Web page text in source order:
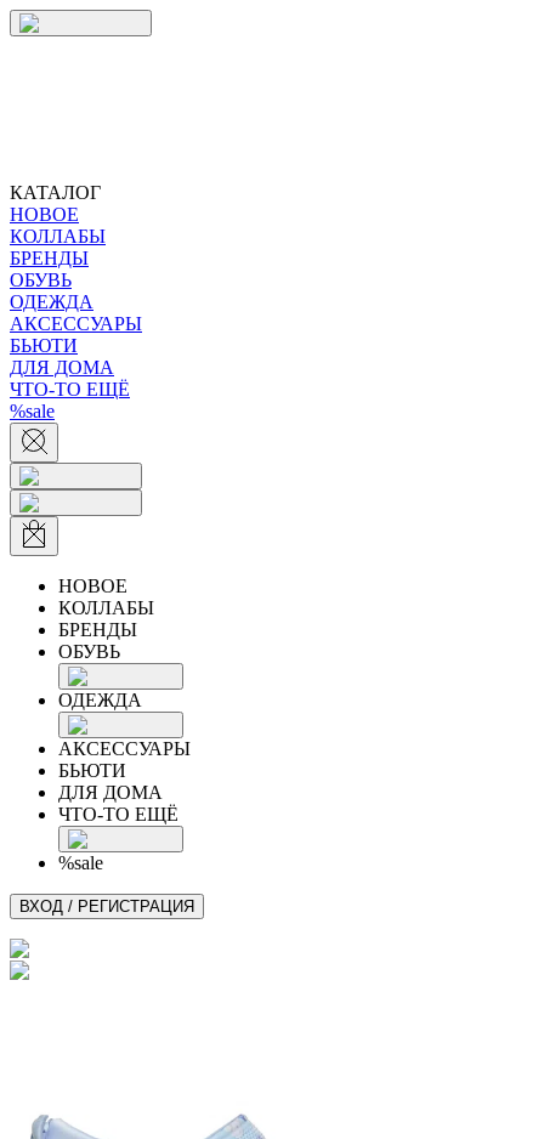
КАТАЛОГ
НОВОЕ
КОЛЛАБЫ
БРЕНДЫ
ОБУВЬ
ОДЕЖДА
АКСЕССУАРЫ
БЬЮТИ
ДЛЯ ДОМА
ЧТО-ТО ЕЩЁ
%sale
НОВОЕ
КОЛЛАБЫ
БРЕНДЫ
ОБУВЬ
ОДЕЖДА
АКСЕССУАРЫ
БЬЮТИ
ДЛЯ ДОМА
ЧТО-ТО ЕЩЁ
%sale
ВХОД / РЕГИСТРАЦИЯ